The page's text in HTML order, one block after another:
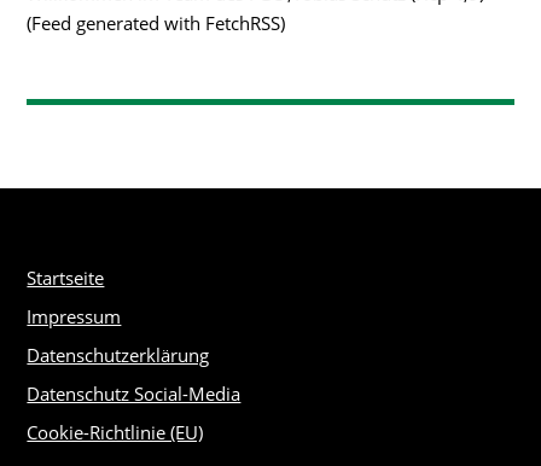
(Feed generated with FetchRSS)
Startseite
Impressum
Datenschutzerklärung
Datenschutz Social-Media
Cookie-Richtlinie (EU)